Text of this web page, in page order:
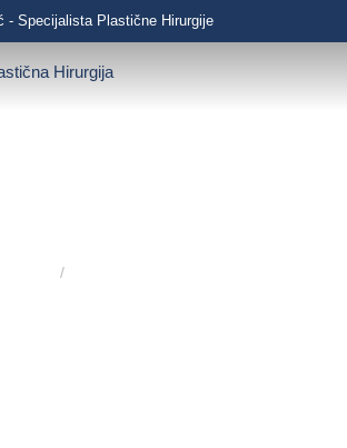
- Specijalista Plastične Hirurgije
/